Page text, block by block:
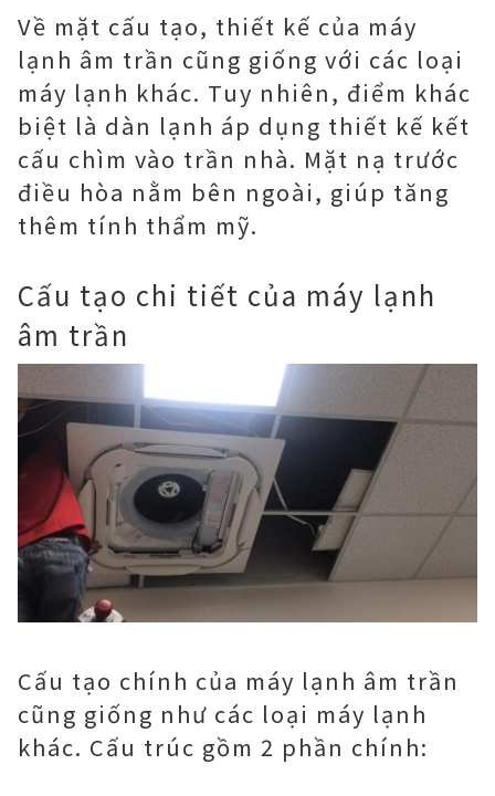
Về mặt cấu tạo, thiết kế của máy
lạnh âm trần cũng giống với các loại
máy lạnh khác. Tuy nhiên, điểm khác
biệt là dàn lạnh áp dụng thiết kế kết
cấu chìm vào trần nhà. Mặt nạ trước
điều hòa nằm bên ngoài, giúp tăng
thêm tính thẩm mỹ.
Cấu tạo chi tiết của máy lạnh
âm trần
Cấu tạo chính của máy lạnh âm trần
cũng giống như các loại máy lạnh
khác. Cấu trúc gồm 2 phần chính: